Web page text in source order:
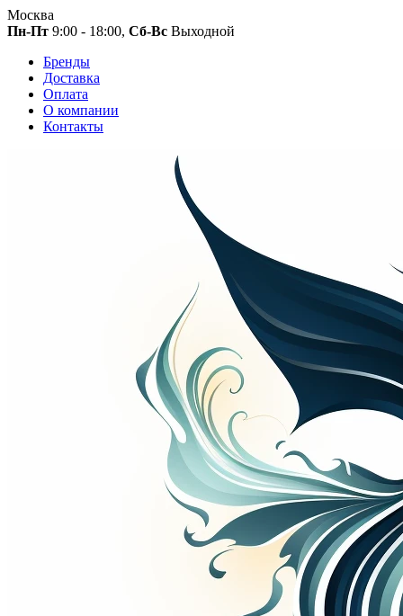
Москва
Пн-Пт 9:00 - 18:00, Сб-Вс Выходной
Бренды
Доставка
Оплата
О компании
Контакты